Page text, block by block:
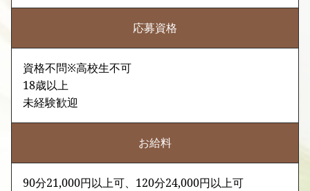
応募資格
資格不問※高校生不可
18歳以上
未経験歓迎
お給料
90分21,000円以上可、120分24,000円以上可